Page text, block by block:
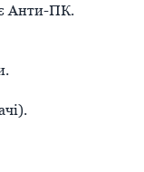
Анти-ПК.